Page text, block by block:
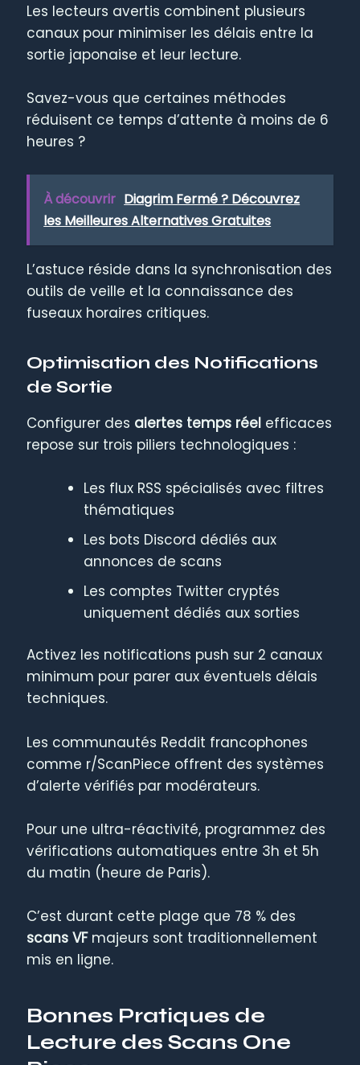
Les lecteurs avertis combinent plusieurs
canaux pour minimiser les délais entre la
sortie japonaise et leur lecture.
Savez-vous que certaines méthodes
réduisent ce temps d’attente à moins de 6
heures ?
À découvrir Diagrim Fermé ? Découvrez
les Meilleures Alternatives Gratuites
L’astuce réside dans la synchronisation des
outils de veille et la connaissance des
fuseaux horaires critiques.
Optimisation des Notifications
de Sortie
Configurer des alertes temps réel efficaces
repose sur trois piliers technologiques :
Les flux RSS spécialisés avec filtres
thématiques
Les bots Discord dédiés aux
annonces de scans
Les comptes Twitter cryptés
uniquement dédiés aux sorties
Activez les notifications push sur 2 canaux
minimum pour parer aux éventuels délais
techniques.
Les communautés Reddit francophones
comme r/ScanPiece offrent des systèmes
d’alerte vérifiés par modérateurs.
Pour une ultra-réactivité, programmez des
vérifications automatiques entre 3h et 5h
du matin (heure de Paris).
C’est durant cette plage que 78 % des
scans VFmajeurs sont traditionnellement
mis en ligne.
Bonnes Pratiques de
Lecture des Scans One